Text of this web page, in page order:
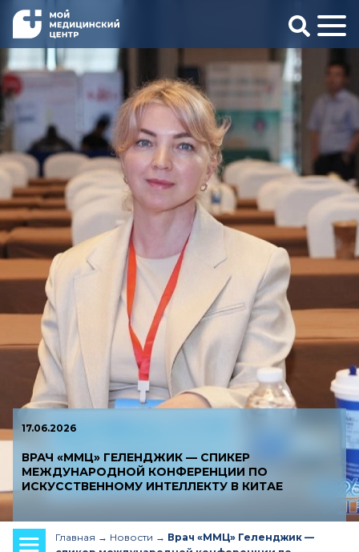
17.06.2026
ВРАЧ «ММЦ» ГЕЛЕНДЖИК — СПИКЕР
МЕЖДУНАРОДНОЙ КОНФЕРЕНЦИИ ПО
ИСКУССТВЕННОМУ ИНТЕЛЛЕКТУ В КИТАЕ
Главная Новости
Врач «ММЦ» Геленджик —